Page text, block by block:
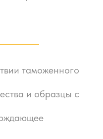
в течение 15 минут.